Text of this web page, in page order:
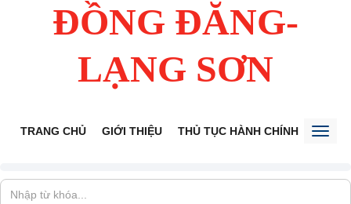
ĐỒNG ĐĂNG-
LẠNG SƠN
TRANG CHỦ GIỚI THIỆU THỦ TỤC HÀNH CHÍNH TIẾP